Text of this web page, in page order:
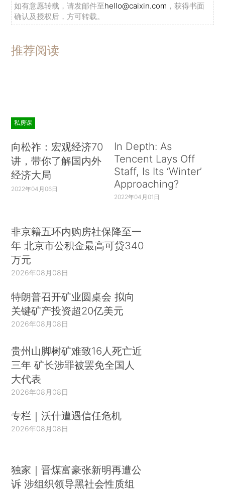
如有意愿转载，请发邮件至hello@caixin.com ，获得书面
确认及授权后，方可转载。
推荐阅读
私房课
向松祚：宏观经济70
讲，带你了解国内外
经济大局
2022年04月06日
In Depth: As
Tencent Lays Off
Staff, Is Its ‘Winter’
Approaching?
2022年04月01日
非京籍五环内购房社保降至一
年 北京市公积金最高可贷340
万元
2026年08月08日
特朗普召开矿业圆桌会 拟向
关键矿产投资超20亿美元
2026年08月08日
贵州山脚树矿难致16人死亡近
三年 矿长涉罪被罢免全国人
大代表
2026年08月08日
专栏｜沃什遭遇信任危机
2026年08月08日
独家｜晋煤富豪张新明再遭公
诉 涉组织领导黑社会性质组